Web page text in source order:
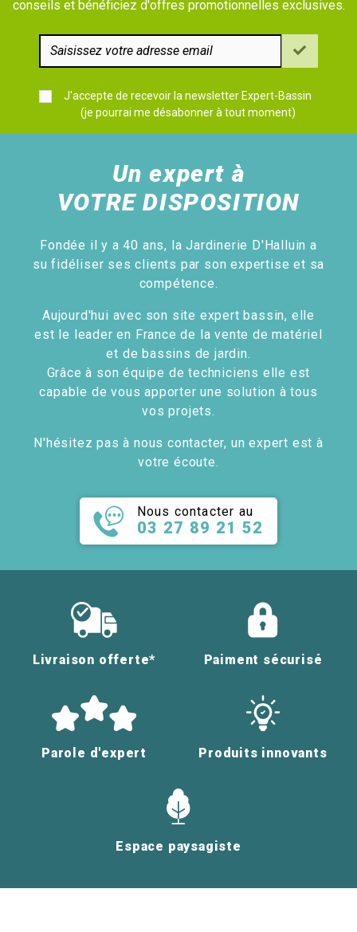
conseils et bénéficiez d'offres promotionnelles exclusives.
J'accepte de recevoir la newsletter Expert-Bassin
(je pourrai me désabonner à tout moment)
Un expert à
VOTRE DISPOSITION
Fondée il y a 40 ans, la Jardinerie D'Halluin a
su fidéliser ses clients par son expertise et sa
compétence.
Aujourd'hui avec son site expert bassin, elle
est le leader en France de la vente de matériel
et de bassins de jardin.
Grâce à son équipe de techniciens elle est
capable de vous apporter une solution à tous
vos projets.
N'hésitez pas à nous contacter, un expert est à
votre écoute.
Nous contacter au
03 27 89 21 52
Livraison offerte* Paiment sécurisé
Parole d'expert Produits innovants
Espace paysagiste